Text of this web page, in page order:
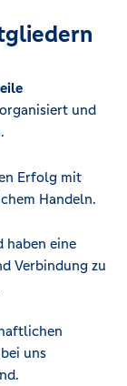
und
Erfolg mit
Handeln.
haben eine
Verbindung zu
uns